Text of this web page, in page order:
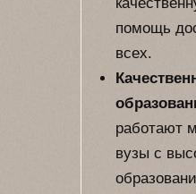
помощь
всех.
работают
вузы с